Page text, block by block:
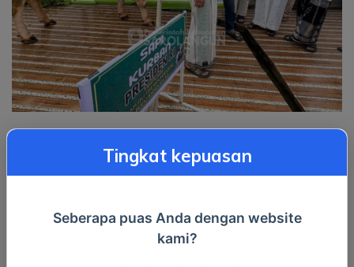
bantuan hewan qurban berupa satu ekor sapi Jenis
dan panitia pelaksana qurban setempat. Daging qurban
Tingkat kepuasan
Seberapa puas Anda dengan website
kami?